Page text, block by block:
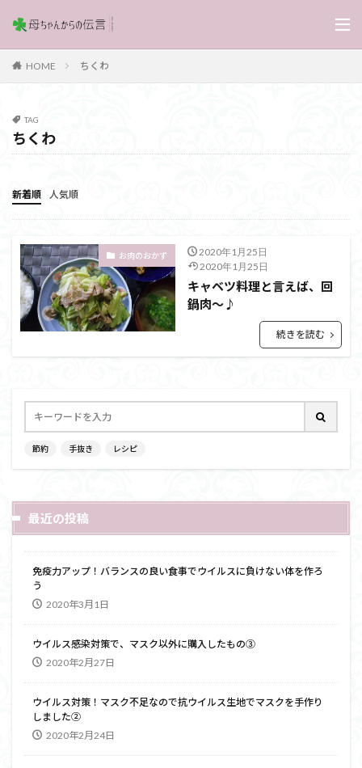
HOME ちくわ
TAG
ちくわ
新着順 人気順
お肉のおかず
2020年1月25日
2020年1月25日
キャベツ料理と言えば、回
鍋肉～♪
続きを読む
節約 手抜き レシピ
最近の投稿
免疫力アップ！バランスの良い食事でウイルスに負けない体を作ろ
う
2020年3月1日
ウイルス感染対策で、マスク以外に購入したもの③
2020年2月27日
ウイルス対策！マスク不足なので抗ウイルス生地でマスクを手作り
しました②
2020年2月24日